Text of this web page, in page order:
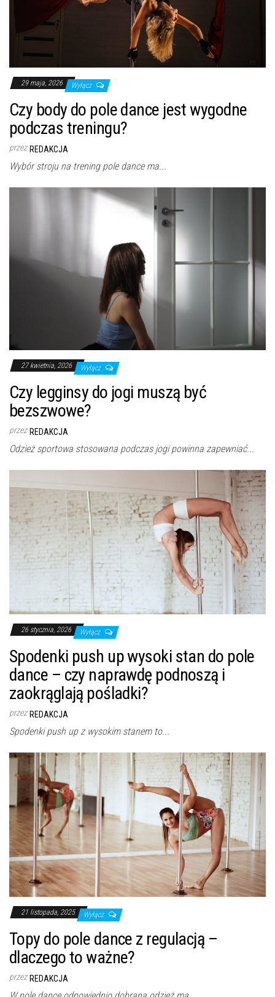
29 maja, 2026 Wyłącz
Czy body do pole dance jest wygodne
podczas treningu?
przez REDAKCJA
Wybór stroju na trening pole dance ma...
27 kwietnia, 2026 Wyłącz
Czy legginsy do jogi muszą być
bezszwowe?
przez REDAKCJA
Odzież sportowa stosowana podczas jogi powinna zapewniać...
26 stycznia, 2026 Wyłącz
Spodenki push up wysoki stan do pole
dance – czy naprawdę podnoszą i
zaokrąglają pośladki?
przez REDAKCJA
Spodenki push up z wysokim stanem to...
21 listopada, 2025 Wyłącz
Topy do pole dance z regulacją –
dlaczego to ważne?
przez REDAKCJA